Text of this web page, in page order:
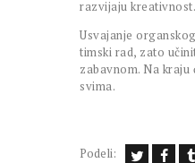
razvijaju kreativnost.
Usvajanje
timski rad, zato
zabavnom. Na
svima.
Podeli: